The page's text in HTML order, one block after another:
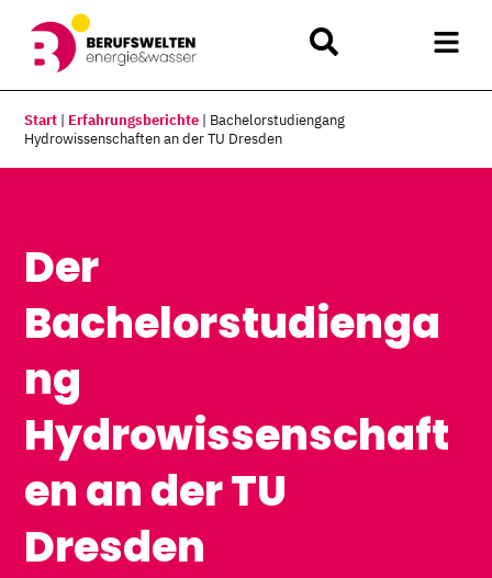
Start | Erfahrungsberichte | Bachelorstudiengang
Hydrowissenschaften an der TU Dresden
Der
Bachelorstudienga
ng
Hydrowissenschaft
en an der TU
Dresden